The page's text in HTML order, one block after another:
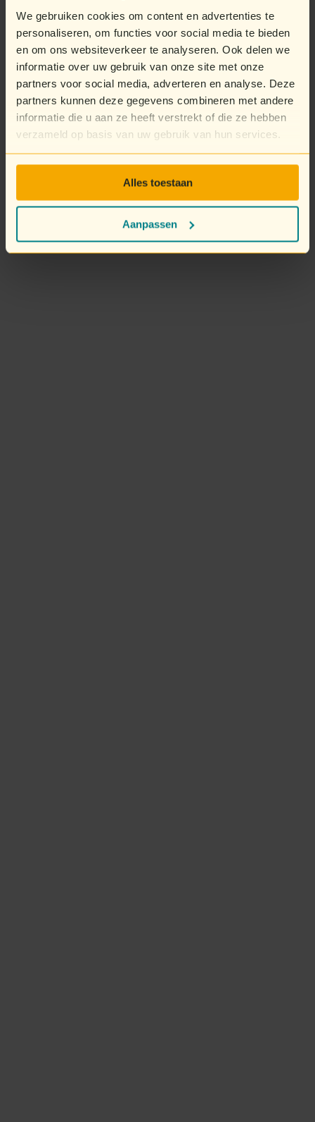
We gebruiken cookies om content en advertenties te
personaliseren, om functies voor social media te bieden
en om ons websiteverkeer te analyseren. Ook delen we
informatie over uw gebruik van onze site met onze
partners voor social media, adverteren en analyse. Deze
partners kunnen deze gegevens combineren met andere
informatie die u aan ze heeft verstrekt of die ze hebben
verzameld op basis van uw gebruik van hun services.
Alles toestaan
Aanpassen